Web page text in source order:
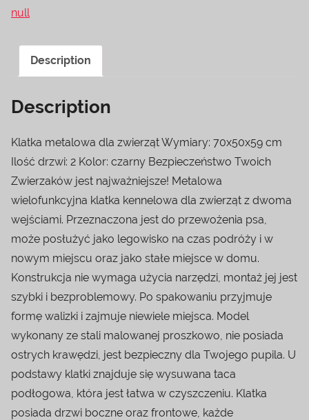
null
Description
Description
Klatka metalowa dla zwierząt Wymiary: 70x50x59 cm
Ilość drzwi: 2 Kolor: czarny Bezpieczeństwo Twoich
Zwierzaków jest najważniejsze! Metalowa
wielofunkcyjna klatka kennelowa dla zwierząt z dwoma
wejściami. Przeznaczona jest do przewożenia psa,
może posłużyć jako legowisko na czas podróży i w
nowym miejscu oraz jako stałe miejsce w domu.
Konstrukcja nie wymaga użycia narzędzi, montaż jej jest
szybki i bezproblemowy. Po spakowaniu przyjmuje
formę walizki i zajmuje niewiele miejsca. Model
wykonany ze stali malowanej proszkowo, nie posiada
ostrych krawędzi, jest bezpieczny dla Twojego pupila. U
podstawy klatki znajduje się wysuwana taca
podłogowa, która jest łatwa w czyszczeniu. Klatka
posiada drzwi boczne oraz frontowe, każde